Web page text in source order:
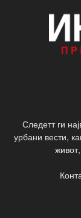
Следетт ги
урбани вести,